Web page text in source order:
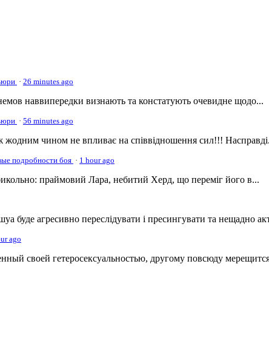
· 26 minutes ago
наввипередки визнають та констатують очевидне щодо...
· 56 minutes ago
чином не впливає на співвідношення сил!!!
подробности боя · 1 hour ago
праймовий Лара, небитий Херд, що переміг його в...
буде агресивно переслідувати і пресингувати та нещадно
ago
своей гетеросексуальностью, другому повсюду